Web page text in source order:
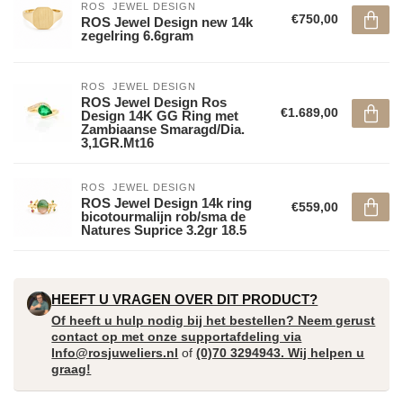
ROS  JEWEL DESIGN
ROS Jewel Design new 14k
zegelring 6.6gram
€750,00
ROS  JEWEL DESIGN
ROS Jewel Design Ros
Design 14K GG Ring met
Zambiaanse Smaragd/Dia.
3,1GR.Mt16
€1.689,00
ROS  JEWEL DESIGN
ROS Jewel Design 14k ring
bicotourmalijn rob/sma de
Natures Suprice 3.2gr 18.5
€559,00
HEEFT U VRAGEN OVER DIT PRODUCT?
Of heeft u hulp nodig bij het bestellen? Neem gerust
contact op met onze supportafdeling via
Info@rosjuweliers.nl of(0)70 3294943. Wij helpen u
graag!